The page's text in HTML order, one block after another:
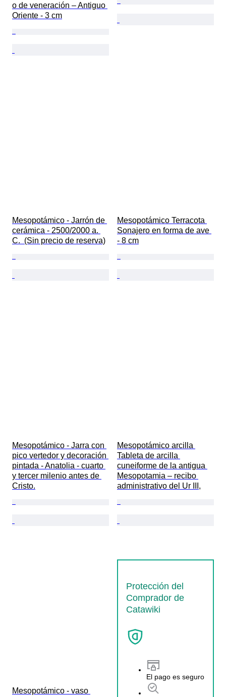
o de veneración – Antiguo
Oriente - 3 cm
Mesopotámico - Jarrón de
cerámica - 2500/2000 a.
C.  (Sin precio de reserva)
Mesopotámico Terracota
Sonajero en forma de ave
- 8 cm
Mesopotámico - Jarra con
pico vertedor y decoración
pintada - Anatolia - cuarto
y tercer milenio antes de
Cristo.
Mesopotámico arcilla
Tableta de arcilla
cuneiforme de la antigua
Mesopotamia – recibo
administrativo del Ur III,
Mesopotámico - vaso
Protección del
Comprador de
Catawiki
El pago es seguro